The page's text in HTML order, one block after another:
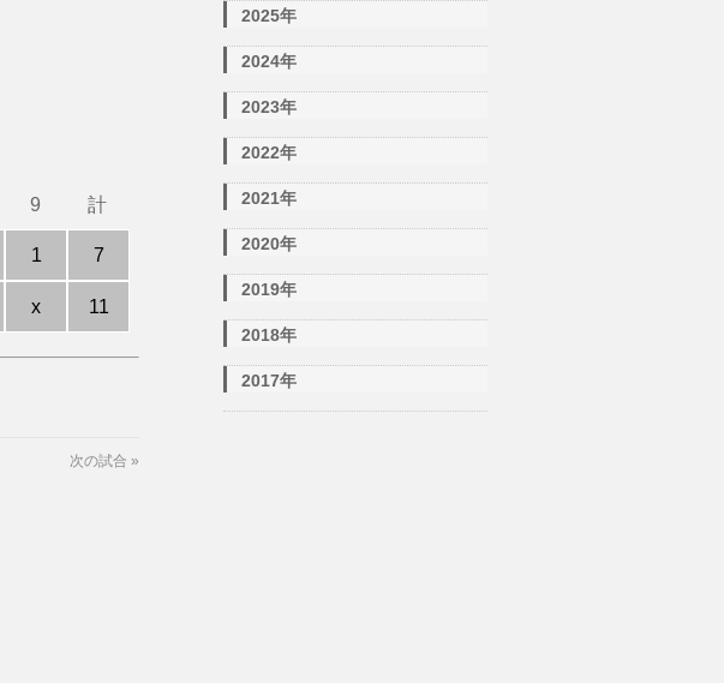
9
1
x
計
7
11
次の試合 »
2025年
2024年
2023年
2022年
2021年
2020年
2019年
2018年
2017年